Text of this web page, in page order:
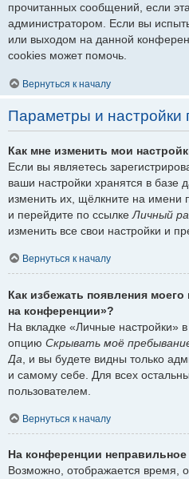
прочитанных сообщений, если
администратором. Если вы
или выходом на данной
cookies может помочь.
Вернуться к началу
Параметры и настройки
Как мне изменить мои
Если вы являетесь
ваши настройки хранятся в
изменить их, щёлкните на имени
и перейдите по ссылкеЛичный
изменить все свои настройки и
Вернуться к началу
Как избежать появления
на конференции»?
На вкладке «Личные настройки»
опцию Скрывать моё
Да , и вы будете видны только
и самому себе. Для всех
пользователем.
Вернуться к началу
На конференции
Возможно, отображается время,